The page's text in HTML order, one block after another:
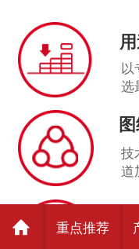
以
选
技
道
重点推荐